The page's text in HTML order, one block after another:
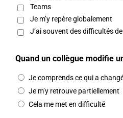
Teams
Je m’y repère globalement
J’ai souvent des difficultés
Quand un collègue modifie
Je comprends ce qui a
Je m’y retrouve partiellement
Cela me met en difficulté